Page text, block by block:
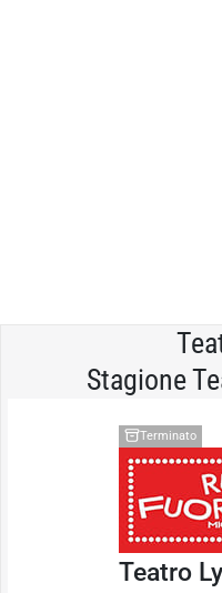
Stagione
Terminato
Teatro